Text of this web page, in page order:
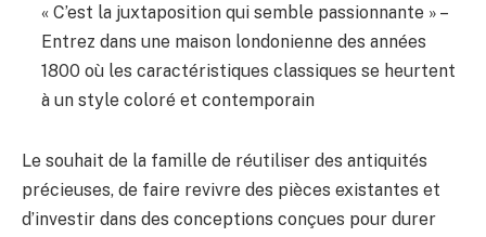
« C’est la juxtaposition qui semble passionnante » –
Entrez dans une maison londonienne des années
1800 où les caractéristiques classiques se heurtent
à un style coloré et contemporain
Le souhait de la famille de réutiliser des antiquités
précieuses, de faire revivre des pièces existantes et
d’investir dans des conceptions conçues pour durer